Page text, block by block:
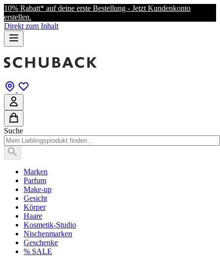
10% Rabatt* auf deine erste Bestellung - Jetzt Kundenkonto
erstellen.
Direkt zum Inhalt
Suche
Marken
Parfum
Make-up
Gesicht
Körper
Haare
Kosmetik-Studio
Nischenmarken
Geschenke
% SALE